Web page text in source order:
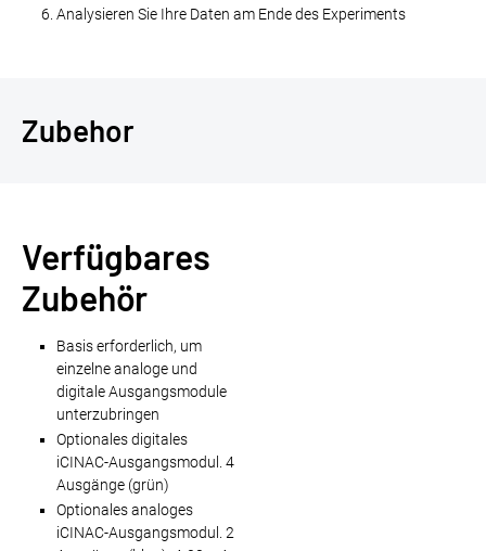
Analysieren Sie Ihre Daten am Ende des Experiments
Zubehor
Verfügbares
Zubehör
Basis erforderlich, um
einzelne analoge und
digitale Ausgangsmodule
unterzubringen
Optionales digitales
iCINAC-Ausgangsmodul. 4
Ausgänge (grün)
Optionales analoges
iCINAC-Ausgangsmodul. 2